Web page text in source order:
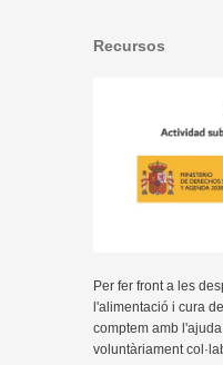
Recursos
Per fer front a les
l'alimentació i cura
comptem amb
voluntàriament